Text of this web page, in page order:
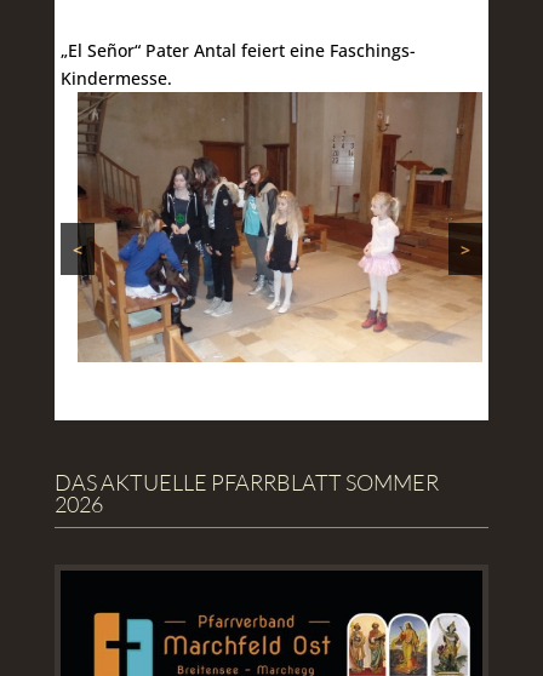
„El Señor“ Pater Antal feiert eine Faschings-
Kindermesse.
< >
DAS AKTUELLE PFARRBLATT SOMMER
2026